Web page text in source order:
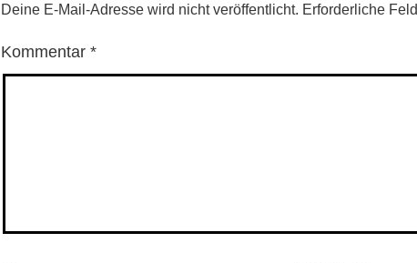
Deine E-Mail-Adresse wird nicht veröffentlicht. Erforderliche
Kommentar *